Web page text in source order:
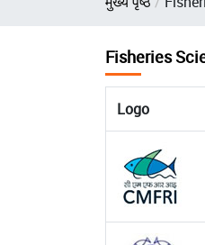
Fisheries
Logo